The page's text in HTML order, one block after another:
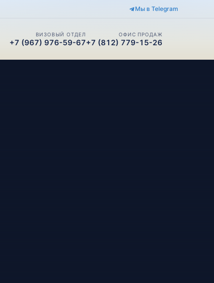
Мы в Telegram
ВИЗОВЫЙ ОТДЕЛ
+7 (967) 976-59-67
ОФИС ПРОДАЖ
+7 (812) 779-15-26